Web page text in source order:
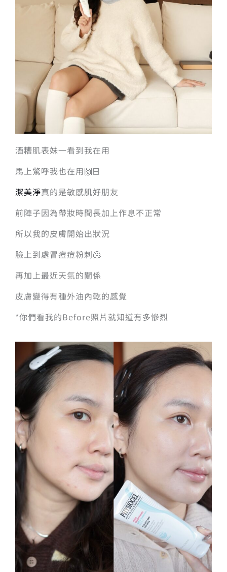
酒糟肌表妹一看到我在用
馬上驚呼我也在用🙌🏻
潔美淨真的是敏感肌好朋友
前陣子因為帶妝時間長加上作息不正常
所以我的皮膚開始出狀況
臉上到處冒痘痘粉刺🫠
再加上最近天氣的關係
皮膚變得有種外油內乾的感覺
*你們看我的Before照片就知道有多慘烈